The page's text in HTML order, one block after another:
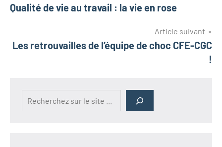
Qualité de vie au travail : la vie en rose
Article suivant
Les retrouvailles de l’équipe de choc CFE-CGC
!
Rechercher